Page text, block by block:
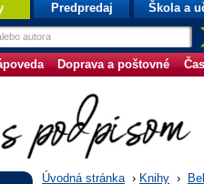
Predpredaj Škola a
Doprava a poštovné
Úvodná stránka › Knihy ›